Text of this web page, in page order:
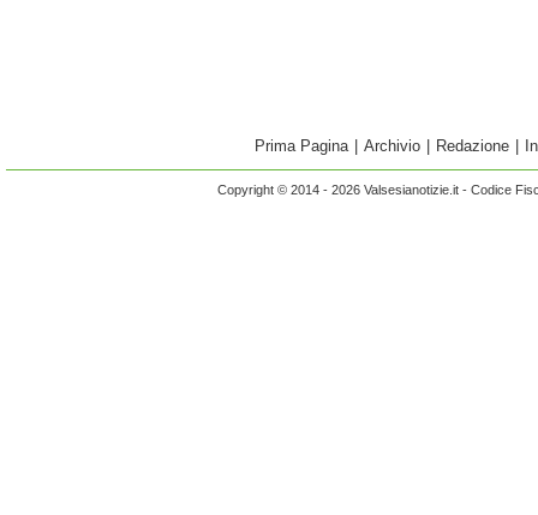
Prima Pagina Archivio Redazione
Copyright © 2014 - 2026 Valsesianotizie.it - Codice